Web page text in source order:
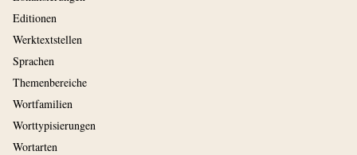
Editionen
Werktextstellen
Sprachen
Themenbereiche
Wortfamilien
Worttypisierungen
Wortarten